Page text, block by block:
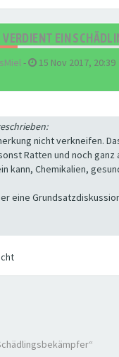
VERDIENT EIN
- 15 Nov 2017, 20:39
nicht verkneifen.
Ratten und noch
kann, Chemikalien,
eine